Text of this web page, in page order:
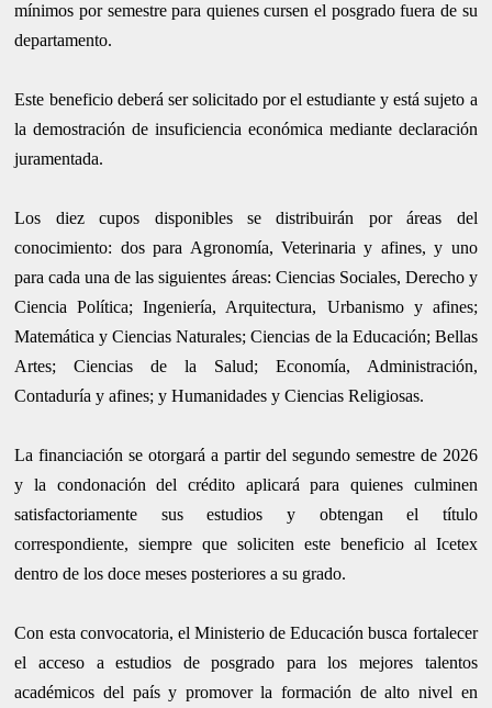
mínimos por semestre para quienes cursen el posgrado fuera de su
departamento.
Este beneficio deberá ser solicitado por el estudiante y está sujeto a
la demostración de insuficiencia económica mediante declaración
juramentada.
Los diez cupos disponibles se distribuirán por áreas del
conocimiento: dos para Agronomía, Veterinaria y afines, y uno
para cada una de las siguientes áreas: Ciencias Sociales, Derecho y
Ciencia Política; Ingeniería, Arquitectura, Urbanismo y afines;
Matemática y Ciencias Naturales; Ciencias de la Educación; Bellas
Artes; Ciencias de la Salud; Economía, Administración,
Contaduría y afines; y Humanidades y Ciencias Religiosas.
La financiación se otorgará a partir del segundo semestre de 2026
y la condonación del crédito aplicará para quienes culminen
satisfactoriamente sus estudios y obtengan el título
correspondiente, siempre que soliciten este beneficio al Icetex
dentro de los doce meses posteriores a su grado.
Con esta convocatoria, el Ministerio de Educación busca fortalecer
el acceso a estudios de posgrado para los mejores talentos
académicos del país y promover la formación de alto nivel en